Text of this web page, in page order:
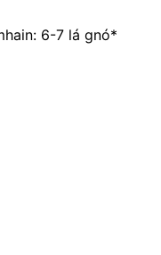
6-7 lá gnó*